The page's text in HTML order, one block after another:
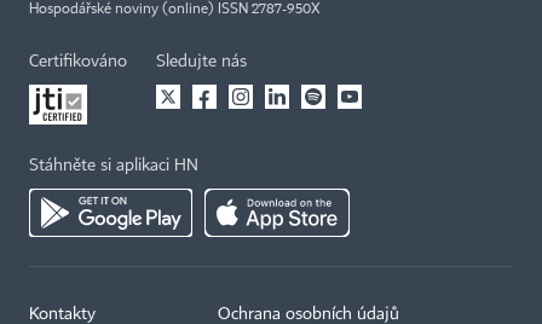
Hospodářské noviny (online) ISSN 2787-950X
Certifikováno Sledujte nás
Stáhněte si aplikaci HN
Kontakty Ochrana osobních údajů